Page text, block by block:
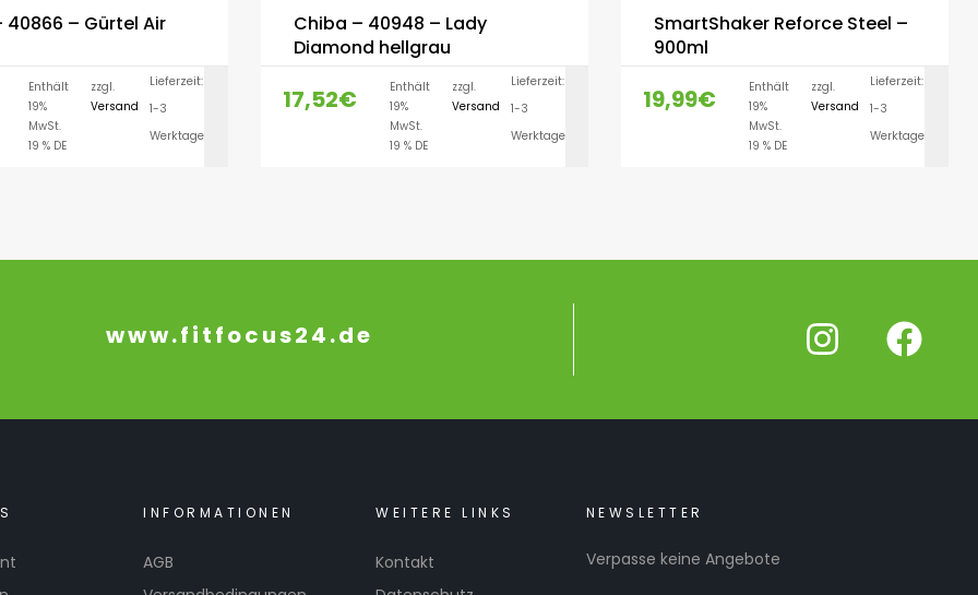
40866 – Gürtel Air
Enthält
19%
MwSt.
19 % DE
zzgl.
Versand
Lieferzeit:
1-3
Werktage
AUSFÜHRUNG WÄHLEN
Chiba – 40948 – Lady
Diamond hellgrau
17,52€
Enthält
19%
MwSt.
19 % DE
zzgl.
Versand
Lieferzeit:
1-3
Werktage
AUSFÜHRUNG WÄHLEN
SmartShaker Reforce Steel –
900ml
19,99€
Enthält
19%
MwSt.
19 % DE
zzgl.
Versand
Lieferzeit:
1-3
Werktage
www.fitfocus24.de
INFORMATIONEN
AGB
WEITERE LINKS
Kontakt
NEWSLETTER
Verpasse keine Angebote